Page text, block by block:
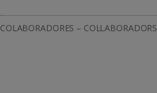
COLABORADORES – COL·LABORADORS